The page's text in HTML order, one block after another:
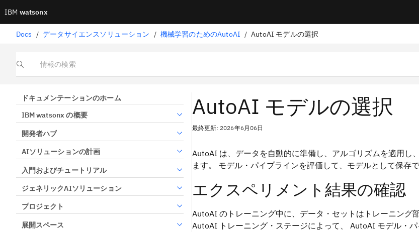
IBM watsonx
Docs / データサイエンスソリューション / 機械学習のためのAutoAI / AutoAI モデルの選択
情報の検索
ドキュメンテーションのホーム
IBM watsonx の概要
開発者ハブ
AIソリューションの計画
入門およびチュートリアル
ジェネリックAIソリューション
プロジェクト
展開スペース
AutoAI モデルの選択
最終更新: 2026年6月06日
AutoAI は、データを自動的に準備し、アルゴリズムを適用し
ます。 モデル・パイプラインを評価して、モデルとして保存
エクスペリメント結果の確認
AutoAI のトレーニング中に、データ・セットはトレーニング
AutoAI トレーニング・ステージによって、 AutoAI モデル・